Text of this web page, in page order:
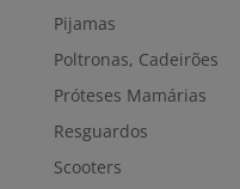
Pijamas
Poltronas, Cadeirões
Próteses Mamárias
Resguardos
Scooters